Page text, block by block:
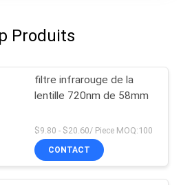
Produits
filtre infrarouge de la
lentille 720nm de 58mm
$9.80 - $20.60/ Piece MOQ:100
CONTACT